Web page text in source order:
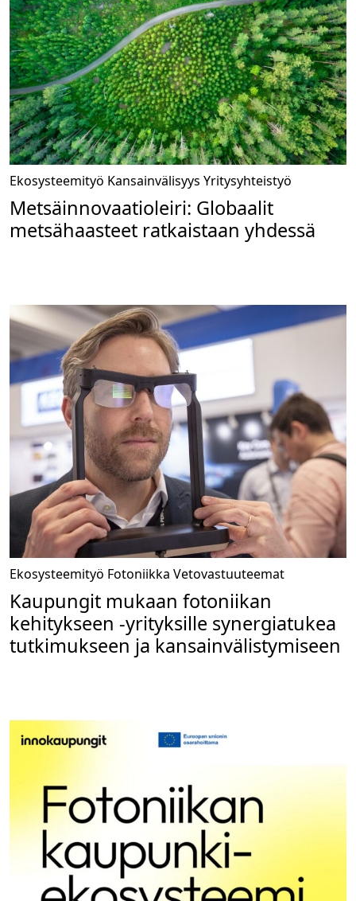
Ekosysteemityö Kansainvälisyys Yritysyhteistyö
Metsäinnovaatioleiri: Globaalit
metsähaasteet ratkaistaan yhdessä
Ekosysteemityö Fotoniikka Vetovastuuteemat
Kaupungit mukaan fotoniikan
kehitykseen -yrityksille synergiatukea
tutkimukseen ja kansainvälistymiseen